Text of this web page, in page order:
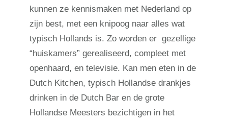
kunnen ze kennismaken met Nederland op
zijn best, met een knipoog naar alles wat
typisch Hollands is. Zo worden er gezellige
“huiskamers” gerealiseerd, compleet met
openhaard, en televisie. Kan men eten in de
Dutch Kitchen, typisch Hollandse drankjes
drinken in de Dutch Bar en de grote
Hollandse Meesters bezichtigen in het